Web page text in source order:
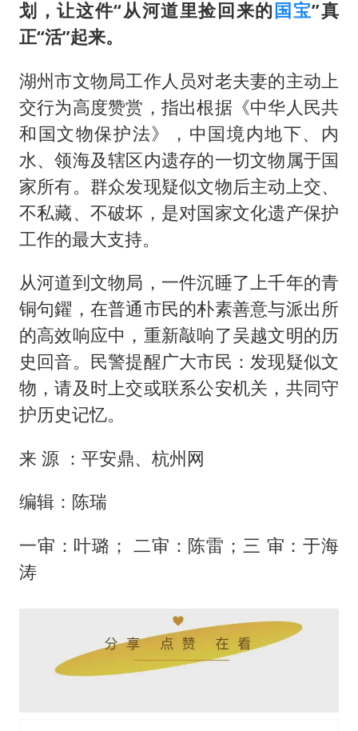
划，让这件“从河道里捡回来的国宝”真
正“活”起来。
湖州市文物局工作人员对老夫妻的主动上
交行为高度赞赏，指出根据《中华人民共
和国文物保护法》，中国境内地下、内
水、领海及辖区内遗存的一切文物属于国
家所有。群众发现疑似文物后主动上交、
不私藏、不破坏，是对国家文化遗产保护
工作的最大支持。
从河道到文物局，一件沉睡了上千年的青
铜句鑃，在普通市民的朴素善意与派出所
的高效响应中，重新敲响了吴越文明的历
史回音。民警提醒广大市民：发现疑似文
物，请及时上交或联系公安机关，共同守
护历史记忆。
来 源 ：平安鼎、杭州网
编辑：陈瑞
一审：叶璐； 二审：陈雷；三 审：于海
涛